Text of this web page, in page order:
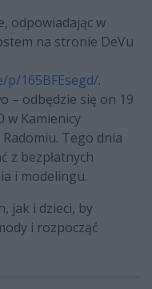
odpowiadając w
na stronie DeVu
p/165BFEsegd/.
– odbędzie się on 19
w Kamienicy
Tego dnia
z bezpłatnych
i modelingu.
jak i dzieci, by
i rozpocząć